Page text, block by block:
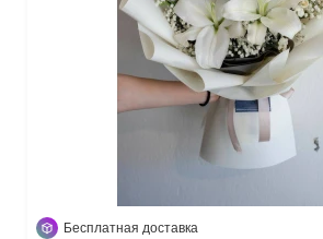
Бесплатная доставка